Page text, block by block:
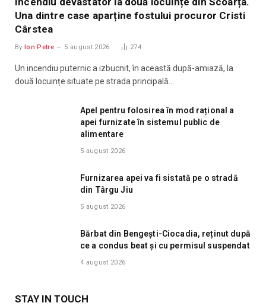
Una dintre case aparține fostului procuror Cristi
Cârstea
By Ion Petre 5 august 2026 274
Un incendiu puternic a izbucnit, în această după-amiază, la
două locuințe situate pe strada principală…
Apel pentru folosirea în mod rațional a
apei furnizate în sistemul public de
alimentare
5 august 2026
Furnizarea apei va fi sistată pe o stradă
din Târgu Jiu
5 august 2026
Bărbat din Bengești-Ciocadia, reținut după
ce a condus beat și cu permisul suspendat
4 august 2026
STAY IN TOUCH